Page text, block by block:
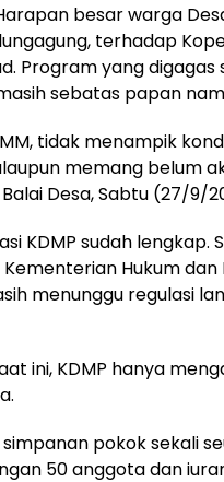
besar warga
terhadap
Program yang digagas
sebatas papan
tidak menampik
memang belum
Desa, Sabtu (27/9/
KDMP sudah lengkap.
Hukum dan
menunggu regulasi
ini, KDMP hanya
pokok sekali
50 anggota dan